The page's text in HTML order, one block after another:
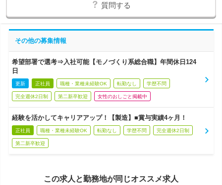
質問する
その他の募集情報
希望部署で選考⇒入社可能【モノづくり系総合職】年間休日124
日
更新 正社員 職種・業種未経験OK 転勤なし 学歴不問
完全週休2日制 第二新卒歓迎 女性のおしごと掲載中
経験を活かしてキャリアアップ！【製造】■賞与実績4ヶ月！
正社員 職種・業種未経験OK 転勤なし 学歴不問 完全週休2日制
第二新卒歓迎
この求人と勤務地が同じオススメ求人